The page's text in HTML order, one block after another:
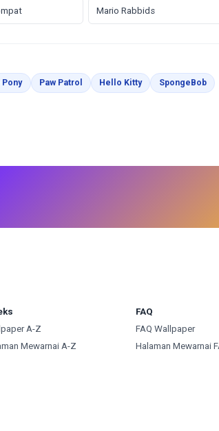
Mario Rabbids
Halaman Mewarnai
Paw Patrol Halaman Mewarnai
Hello KittyHalaman Mewarnai
SpongeBob
A-Z
Mewarnai A-Z
FAQ
FAQ Wallpaper
Halaman Mewarnai